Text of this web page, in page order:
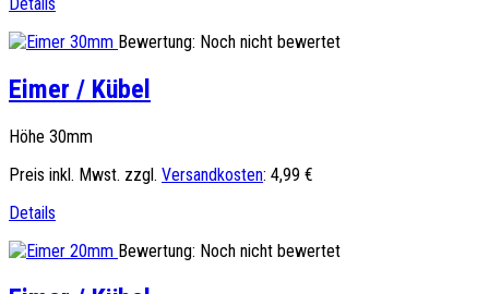
Bewertung: Noch nicht bewertet
Eimer / Kübel
Höhe 30mm
Preis inkl. Mwst. zzgl. Versandkosten: 4,99 €
Details
Bewertung: Noch nicht bewertet